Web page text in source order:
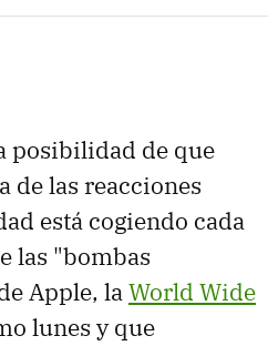
posibilidad de que
de las reacciones
está cogiendo cada
las "bombas
Apple, laWorld Wide
lunes y que